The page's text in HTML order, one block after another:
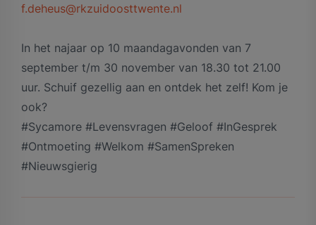
f.deheus@rkzuidoosttwente.nl
In het najaar op 10 maandagavonden van 7
september t/m 30 november van 18.30 tot 21.00
uur. Schuif gezellig aan en ontdek het zelf! Kom je
ook?
#Sycamore #Levensvragen #Geloof #InGesprek
#Ontmoeting #Welkom #SamenSpreken
#Nieuwsgierig